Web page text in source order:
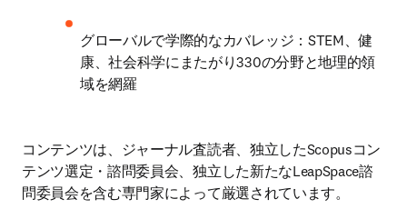
グローバルで学際的なカバレッジ：STEM、健
康、社会科学にまたがり330の分野と地理的領
域を網羅
コンテンツは、ジャーナル査読者、独立したScopusコン
テンツ選定・諮問委員会、独立した新たなLeapSpace諮
問委員会を含む専門家によって厳選されています。